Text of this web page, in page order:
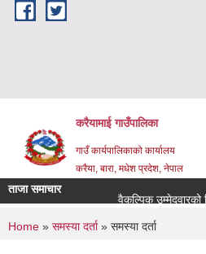
Skip to main content
करैयामाई गाउँपालिका
गाउँ कार्यपालिकाको कार्यालय
करैया, बारा, मधेश प्रदेश, नेपाल
ताजा समाचार
वैकल्पिक उम्मेदवारको
You are here
Home » समस्या दर्ता» समस्या दर्ता